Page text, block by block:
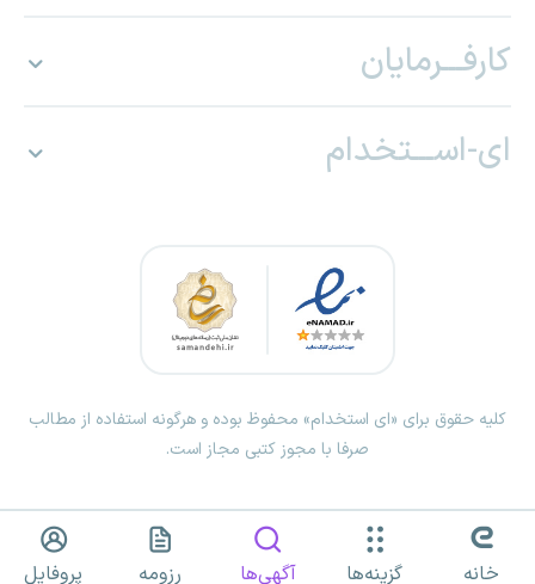
کارفـــرمایان
ای-اســـتخدام
کلیه حقوق برای «ای استخدام» محفوظ بوده و هرگونه استفاده از مطالب
صرفا با مجوز کتبی مجاز است.
خانه گزینه‌ها آگهی‌ها رزومه پروفایل